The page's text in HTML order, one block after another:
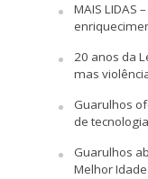
MAIS LIDAS
20 anos da
mas
Guarulhos
de
Guarulhos
Melhor